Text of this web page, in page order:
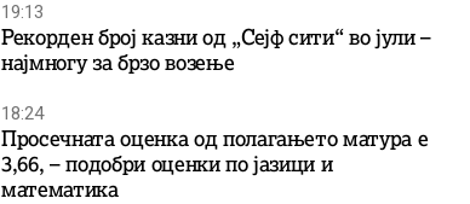
19:13
Рекорден број казни од „Сејф сити“ во јули –
најмногу за брзо возење
18:24
Просечната оценка од полагањето матура е
3,66, – подобри оценки по јазици и
математика